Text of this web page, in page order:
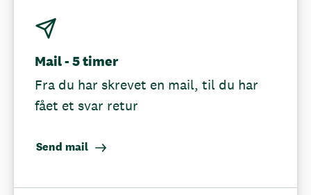
Mail - 5 timer
Fra du har skrevet en mail, til du har
fået et svar retur
Send mail